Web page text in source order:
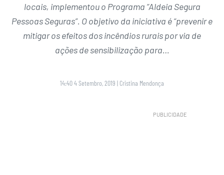
locais, implementou o Programa “Aldeia Segura
Pessoas Seguras”. O objetivo da iniciativa é “prevenir e
mitigar os efeitos dos incêndios rurais por via de
ações de sensibilização para…
14:40 4 Setembro, 2019 | Cristina Mendonça